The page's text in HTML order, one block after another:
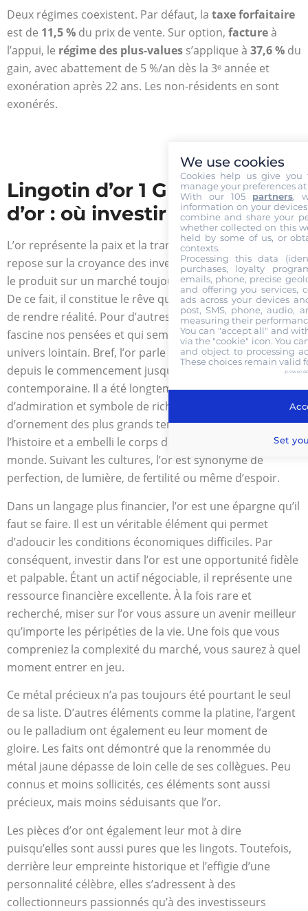
Deux régimes coexistent. Par défaut, la taxe forfaitaire
est de 11,5 % du prix de vente. Sur option, factureà
l’appui, le régime des plus-values s’applique à 37,6 % du
gain, avec abattement de 5 %/an dès la 3ᵉ année et
exonération après 22 ans. Les non-résidents en sont
exonérés.
Lingotin d’or 1 Gr ou pièces
d’or : où investir ?
L’or représente la paix et la tranquillité. Cette théorie
repose sur la croyance des investisseurs qui s’arrachent
le produit sur un marché toujours en pleine expansion.
De ce fait, il constitue le rêve que certains ont le pouvoir
de rendre réalité. Pour d’autres, il reste cette utopie qui
fascine nos pensées et qui semble appartenir à un
univers lointain. Bref, l’or parle beaucoup de lui-même
depuis le commencement jusqu’à notre ère
contemporaine. Il a été longtemps une source
d’admiration et symbole de richesse matérielle. Il a servi
d’ornement des plus grands temples du monde dans
l’histoire et a embelli le corps des rois et princes du
monde. Suivant les cultures, l’or est synonyme de
perfection, de lumière, de fertilité ou même d’espoir.
Dans un langage plus financier, l’or est une épargne qu’il
faut se faire. Il est un véritable élément qui permet
d’adoucir les conditions économiques difficiles. Par
conséquent, investir dans l’or est une opportunité fidèle
et palpable. Étant un actif négociable, il représente une
ressource financière excellente. À la fois rare et
recherché, miser sur l’or vous assure un avenir meilleur
qu’importe les péripéties de la vie. Une fois que vous
compreniez la complexité du marché, vous saurez à quel
moment entrer en jeu.
Ce métal précieux n’a pas toujours été pourtant le seul
de sa liste. D’autres éléments comme la platine, l’argent
ou le palladium ont également eu leur moment de
gloire. Les faits ont démontré que la renommée du
métal jaune dépasse de loin celle de ses collègues. Peu
connus et moins sollicités, ces éléments sont aussi
précieux, mais moins séduisants que l’or.
Les pièces d’or ont également leur mot à dire
puisqu’elles sont aussi pures que les lingots. Toutefois,
derrière leur empreinte historique et l’effigie d’une
personnalité célèbre, elles s’adressent à des
collectionneurs passionnés qu’à des investisseurs
We use cookies
Cookies help us give you
manage your preferences
With our 105 partners,
information on your
combine and share your
whether collected on this
held by some of us, or
contexts.
Processing this data
purchases, loyalty
emails, phone, precise
and offering you services,
ads across your devices
post, SMS, phone, audio,
measuring their
You can "accept all" and
via the "cookie" icon. You
and object to processing
These choices remain valid
Set